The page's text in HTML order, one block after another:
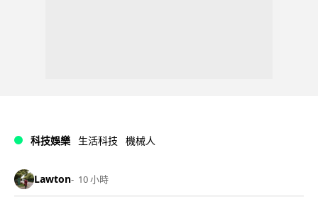
科技娛樂 生活科技 機械人
Lawton 10 小時